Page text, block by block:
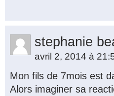
stephanie
avril 2, 2014 à
Mon fils de 7mois est
Alors imaginer sa